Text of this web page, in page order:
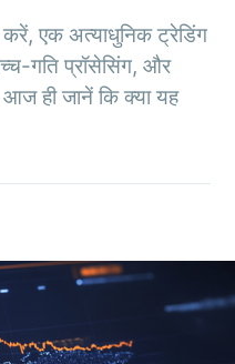
एक अत्याधुनिक ट्रेडिंग
गति प्रॉसेसिंग, और
ही जानें कि क्या यह